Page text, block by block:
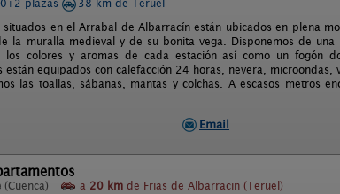
plazas
38 km de Teruel
situados en el Arrabal de Albarracín están ubicados en plena
la muralla medieval y de su bonita vega. Disponemos de
los colores y aromas de cada estación así como un fogón
equipados con calefacción 24 horas, nevera, microondas,
las toallas, sábanas, mantas y colchas. A escasos metros
Email
(Cuenca) a 20 km de Frias de Albarracin (Teruel)